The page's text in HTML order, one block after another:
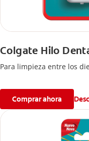
Colgate Hilo
Para limpieza entre los
Comprar ahora